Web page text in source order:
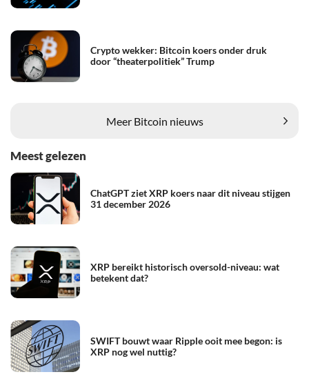
Crypto wekker: Bitcoin koers onder druk
door “theaterpolitiek” Trump
Meer Bitcoin nieuws
Meest gelezen
ChatGPT ziet XRP koers naar dit niveau stijgen
31 december 2026
XRP bereikt historisch oversold-niveau: wat
betekent dat?
SWIFT bouwt waar Ripple ooit mee begon: is
XRP nog wel nuttig?